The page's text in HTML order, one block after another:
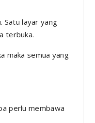
Satu layar yang
terbuka.
maka semua yang
perlu membawa